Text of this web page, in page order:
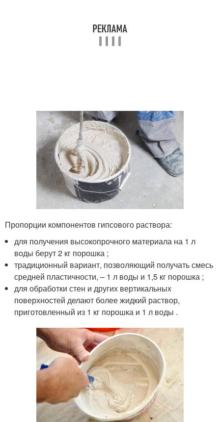
Пропорции компонентов гипсового раствора:
для получения высокопрочного материала на 1 л
воды берут 2 кг порошка ;
традиционный вариант, позволяющий получать смесь
средней пластичности, – 1 л воды и 1,5 кг порошка ;
для обработки стен и других вертикальных
поверхностей делают более жидкий раствор,
приготовленный из 1 кг порошка и 1 л воды .